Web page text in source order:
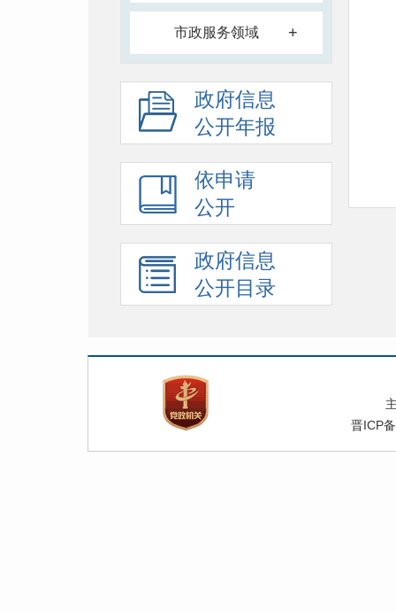
市政服务领域 +
政府信息
公开年报
依申请
公开
政府信息
公开目录
晋ICP